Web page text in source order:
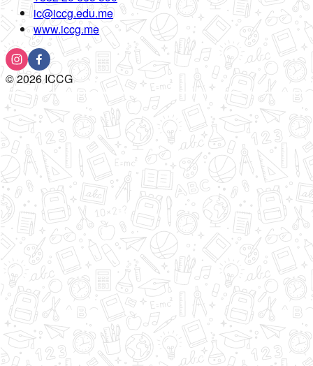
ic@iccg.edu.me
www.iccg.me
©2026ICCG